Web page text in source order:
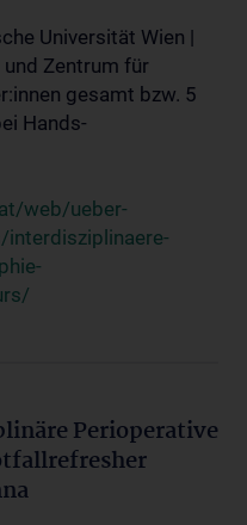
Universität Wien |
und Zentrum für
gesamt bzw. 5
Hands-
web/ueber-
interdisziplinaere-
Perioperative